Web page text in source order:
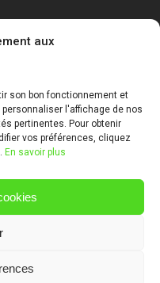
aux
son bon fonctionnement et
l'affichage de nos
pertinentes. Pour obtenir
vos préférences, cliquez
En savoir plus